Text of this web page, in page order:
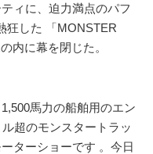
ィに、迫力満点のパフ
狂した 「MONSTER
内に幕を閉じた。
馬力の船舶用のエン
超のモンスタートラッ
ターショーです 。今日